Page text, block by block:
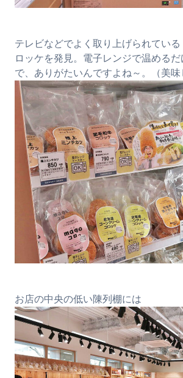
テレビなどでよく取り上げられている
ロッケを発見。電子レンジで温める
で、ありがたいんですよね～。（美味
お店の中央の低い陳列棚には